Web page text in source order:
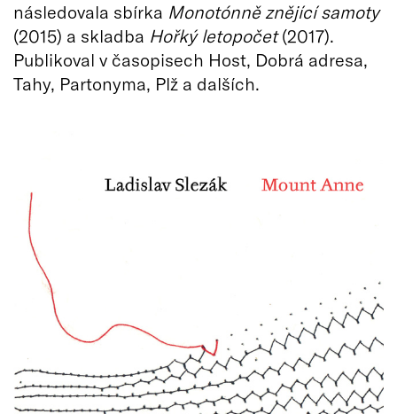
následovala sbírka Monotónně znějící samoty
(2015) a skladba Hořký letopočet(2017).
Publikoval v časopisech Host, Dobrá adresa,
Tahy, Partonyma, Plž a dalších.